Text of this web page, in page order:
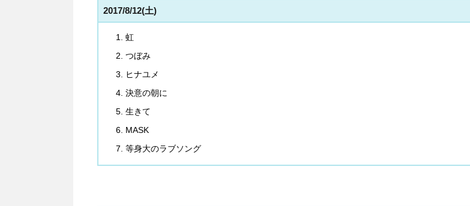
2017/8/12(土)
虹
つぼみ
ヒナユメ
決意の朝に
生きて
MASK
等身大のラブソング